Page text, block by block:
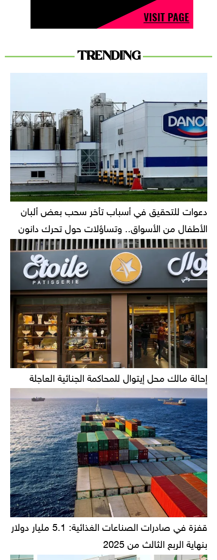
TRENDING
دعوات للتحقيق في أسباب تأخر سحب بعض ألبان
الأطفال من الأسواق.. وتساؤلات حول تحرك دانون
إحالة مالك محل إيتوال للمحاكمة الجنائية العاجلة
قفزة في صادرات الصناعات الغذائية: 5.1 مليار دولار
بنهاية الربع الثالث من 2025